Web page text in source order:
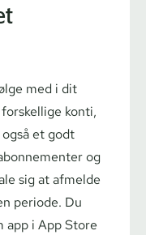
med i dit
konti,
et godt
og
sig at afmelde
periode. Du
app i App Store